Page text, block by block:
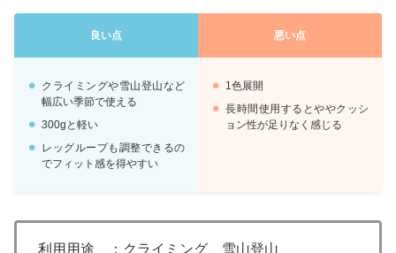
良い点 悪い点
クライミングや雪山登山など
幅広い季節で使える
300gと軽い
レッグループも調整できるの
でフィット感を得やすい
1色展開
長時間使用するとややクッシ
ョン性が足りなく感じる
利用用途 ：クライミング、雪山登山